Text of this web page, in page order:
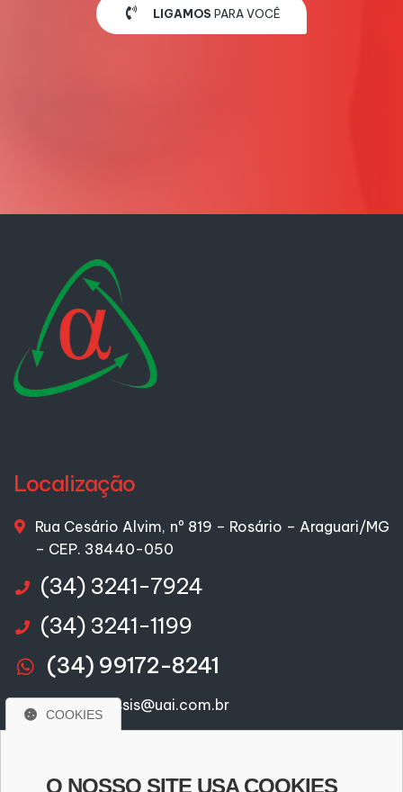
LIGAMOS PARA VOCÊ
Localização
Rua Cesário Alvim, nº 819 – Rosário – Araguari/MG
– CEP. 38440-050
(34) 3241-7924
(34) 3241-1199
(34) 99172-8241
joaquim-assis@uai.com.br
joaquim-assis@alphamg.com.br
COOKIES
O NOSSO SITE USA COOKIES